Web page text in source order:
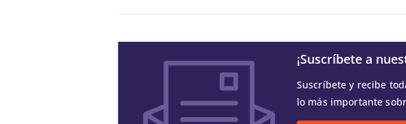
¡Suscríbete a
Suscríbete y recibe
lo más importante